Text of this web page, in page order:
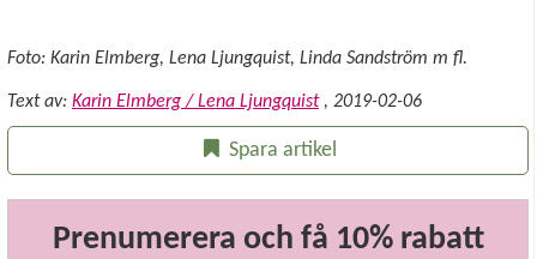
Foto: Karin Elmberg, Lena Ljungquist, Linda Sandström m fl.
Text av: Karin Elmberg / Lena Ljungquist , 2019-02-06
Spara artikel
Prenumerera och få 10% rabatt